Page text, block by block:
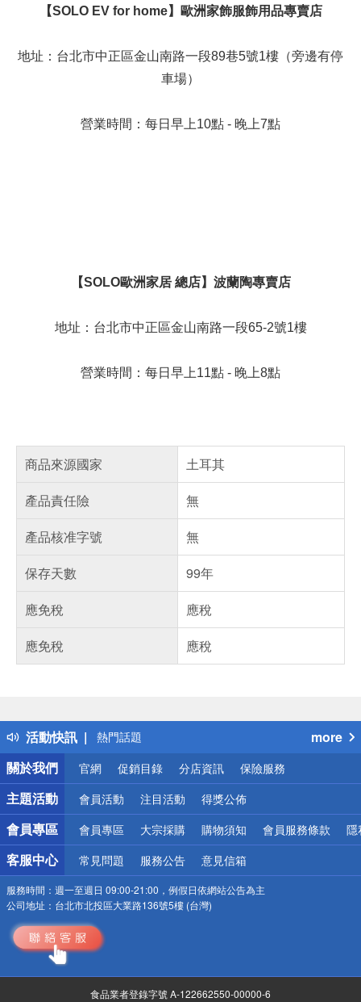
【SOLO EV for home】歐洲家飾服飾用品專賣店
地址：台北市中正區金山南路一段89巷5號1樓（旁邊有停
車場）
營業時間：每日早上10點 - 晚上7點
【SOLO歐洲家居 總店】波蘭陶專賣店
地址：台北市中正區金山南路一段65-2號1樓
營業時間：每日早上11點 - 晚上8點
商品來源國家
土耳其
產品責任險
無
產品核准字號
無
保存天數
99年
應免稅
應稅
應免稅
應稅
活動快訊
得獎公告
熱門話題
銀行優惠
偏遠地區配送
詐騙網頁！請小心！
more
關於我們
官網 促銷目錄 分店資訊 保險服務
主題活動 會員活動 注目活動 得獎公佈
會員專區 會員專區 大宗採購 購物須知 會員服務條款 隱
客服中心 常見問題 服務公告 意見信箱
服務時間： 週一至週日 09:00-21:00，例假日依網站公告為主
公司地址： 台北市北投區大業路136號5樓 (台灣)
食品業者登錄字號 A-122662550-00000-6